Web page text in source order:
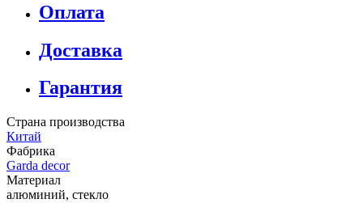
Оплата
Доставка
Гарантия
Страна производства
Китай
Фабрика
Garda decor
Материал
алюминий, стекло